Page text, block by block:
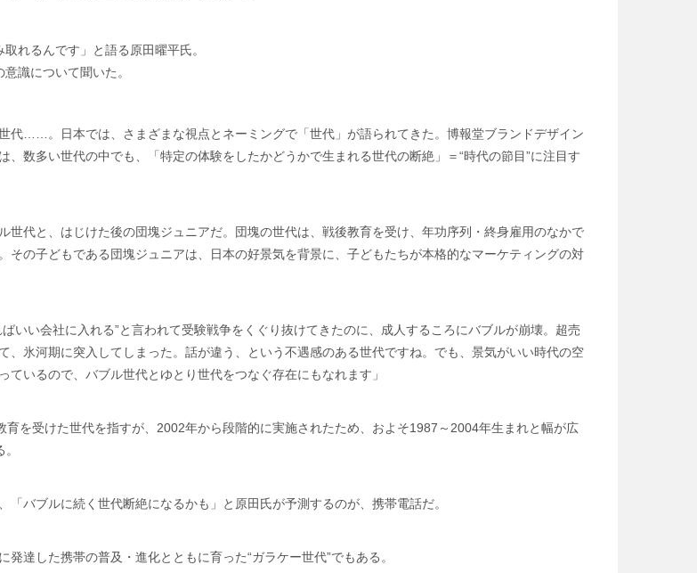
れるんです」と語る原田曜平氏。
識について聞いた。
代……。日本では、さまざまな視点とネーミングで「世代」が語られてきた。博報堂ブランドデザイン
、数多い世代の中でも、「特定の体験をしたかどうかで生まれる世代の断絶」＝“時代の節目”に注目す
世代と、はじけた後の団塊ジュニアだ。団塊の世代は、戦後教育を受け、年功序列・終身雇用のなかで
その子どもである団塊ジュニアは、日本の好景気を背景に、子どもたちが本格的なマーケティングの対
ばいい会社に入れる”と言われて受験戦争をくぐり抜けてきたのに、成人するころにバブルが崩壊。超売
、氷河期に突入してしまった。話が違う、という不遇感のある世代ですね。でも、景気がいい時代の空
ているので、バブル世代とゆとり世代をつなぐ存在にもなれます」
育を受けた世代を指すが、2002年から段階的に実施されたため、およそ1987～2004年生まれと幅が広
「バブルに続く世代断絶になるかも」と原田氏が予測するのが、携帯電話だ。
発達した携帯の普及・進化とともに育った“ガラケー世代”でもある。